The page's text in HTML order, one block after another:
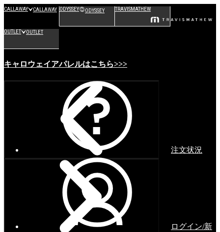
CALLAWAY CALLAWAY ODYSSEY ODYSSEY TRAVISMATHEW
OUTLET OUTLET
キャロウェイアパレルはこちら>>>
注文状況
ログイン/新